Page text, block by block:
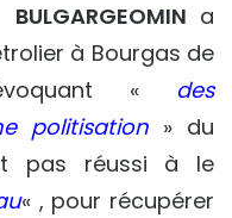
BULGARGEOMIN a
à Bourgas de
« des
politisation» du
pas réussi à le
« , pour récupérer